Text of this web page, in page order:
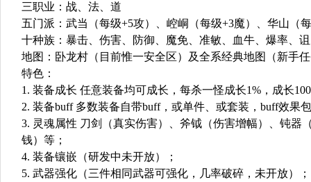
三职业：战、法、道
五门派：武当（每级+5攻）、崆峒（每级+3魔）、华山（
十种族：暴击、伤害、防御、魔免、准敏、血牛、爆率、
地图：卧龙村（目前惟一安全区）及全系经典地图（新手
特色：
1. 装备成长 任意装备均可成长，每杀一怪成长1%，成长
2. 装备buff 多数装备自带buff，或单件、或套装，buff效
3. 灵魂属性 刀剑（真实伤害）、斧钺（伤害增幅）、钝
钱）等；
4. 装备镶嵌（研发中未开放）；
5. 武器强化（三件相同武器可强化，几率破碎，未开放）；